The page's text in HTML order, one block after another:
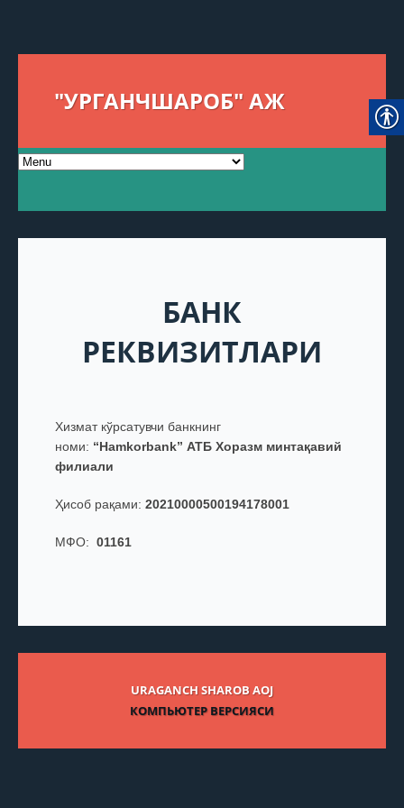
"УРГАНЧШАРОБ" АЖ
БАНК
РЕКВИЗИТЛАРИ
Хизмат кўрсатувчи банкнинг
номи: “Hamkorbank” АТБ Хоразм минтақавий
филиали
Ҳисоб рақами: 20210000500194178001
МФО: 01161
URAGANCH SHAROB AOJ
КОМПЬЮТЕР ВЕРСИЯСИ